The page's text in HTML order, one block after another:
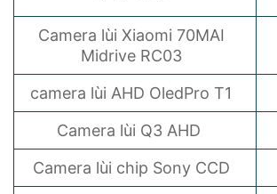
Camera lùi Xiaomi 70MAI
Midrive RC03
camera lùi AHD OledPro T1
Camera lùi Q3 AHD
Camera lùi chip Sony CCD